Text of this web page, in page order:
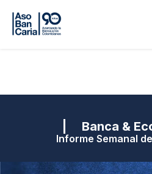
| Banca &
Informe Semanal